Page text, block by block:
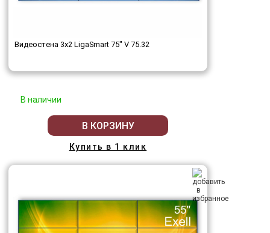
Видеостена 3x2 LigaSmart 75" V 75.32
В наличии
В КОРЗИНУ
Купить в 1 клик